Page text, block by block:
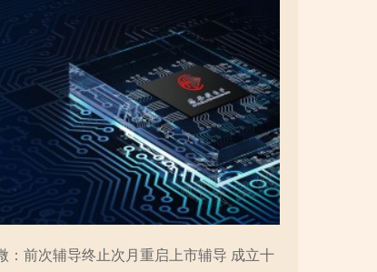
：前次辅导终止次月重启上市辅导 成立十